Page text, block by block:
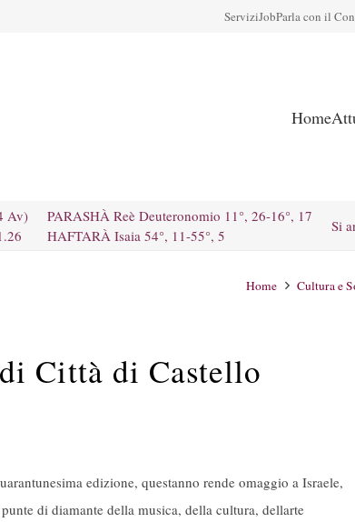
ServiziJobParla con il
Home
Av)
PARASHÀ Reè Deuteronomio 11°, 26-16°, 17
HAFTARÀ Isaia 54°, 11-55°, 5
Si
Home Cultura e
Città di Castello
edizione, questanno rende omaggio a Israele,
di diamante della musica, della cultura, dellarte